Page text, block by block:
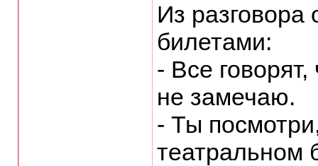
Из разговора
билетами:
- Все
не замечаю.
- Ты
театральном